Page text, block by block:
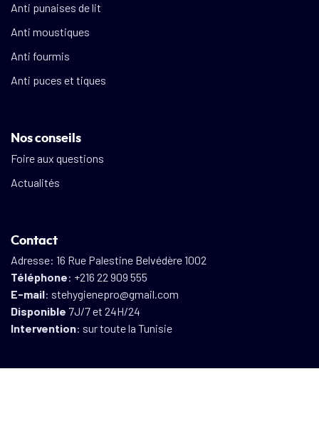
Anti punaises de lit
Anti moustiques
Anti fourmis
Anti puces et tiques
Nos conseils
Foire aux questions
Actualités
Contact
Adresse: 16 Rue Palestine Belvédère 1002
Téléphone: +216 22 909 555
E-mail: stehygienepro@gmail.com
Disponible 7J/7 et 24H/24
Intervention: sur toute la Tunisie